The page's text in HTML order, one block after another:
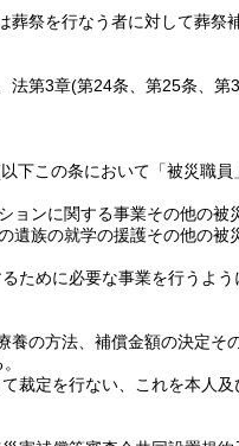
祭を行なう者に対して葬
法第3章(第24条、第25条、第
下この条において「被災職員
ンに関する事業その他の
族の就学の援護その他の
ために必要な事業を行うよう
の方法、補償金額の決定
裁定を行ない、これを本人